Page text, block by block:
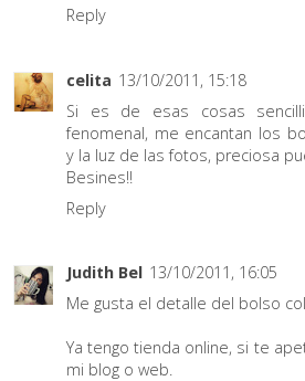
Reply
celita 13/10/2011, 15:18
Si es de esas cosas
fenomenal, me encantan los
y la luz de las fotos, preciosa
Besines!!
Reply
Judith Bel 13/10/2011, 16:05
Me gusta el detalle del bolso
Ya tengo tienda online, si te
mi blog o web.